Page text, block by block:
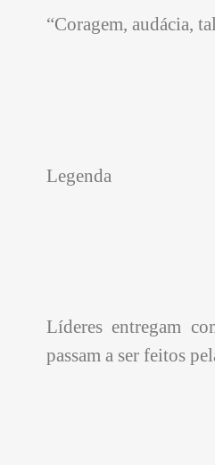
“Coragem, audácia,
Legenda
Líderes entregam
passam a ser feitos